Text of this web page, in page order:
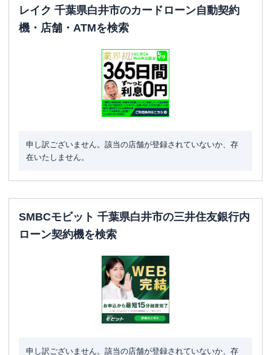
レイク 千葉県白井市のカードローン自動契約
機・店舗・ATMを検索
申し訳ございません。該当の店舗が登録されていないか、存
在いたしません。
SMBCモビット 千葉県白井市の三井住友銀行内
ローン契約機を検索
申し訳ございません。該当の店舗が登録されていないか、存